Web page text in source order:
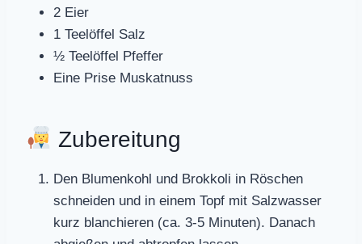
2 Eier
1 Teelöffel Salz
½ Teelöffel Pfeffer
Eine Prise Muskatnuss
Zubereitung
Den Blumenkohl und Brokkoli in Röschen
schneiden und in einem Topf mit Salzwasser
kurz blanchieren (ca. 3-5 Minuten). Danach